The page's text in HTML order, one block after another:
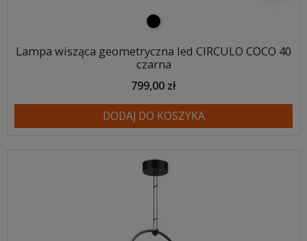
czarny
Lampa wisząca geometryczna led CIRCULO COCO 40
czarna
799,00 zł
DODAJ DO KOSZYKA